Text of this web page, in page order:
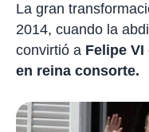
La gran
2014, cuando la
convirtió a Felipe VI
en reina consorte.